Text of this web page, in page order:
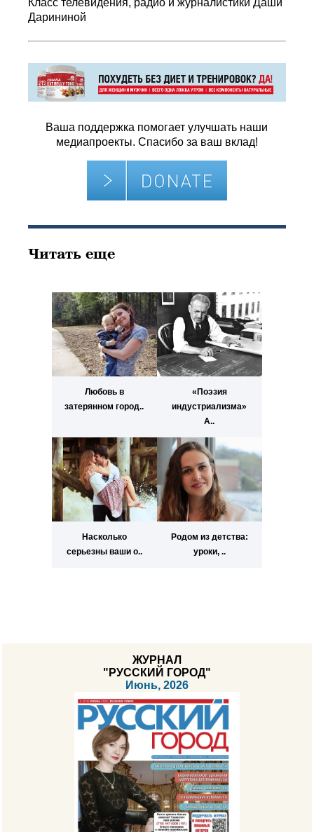
Класс телевидения, радио и журналистики Даши
Дарининой
Ваша поддержка помогает улучшать наши
медиапроекты. Спасибо за ваш вклад!
Читать еще
Любовь в
затерянном город..
«Поэзия
индустриализма»
А..
Насколько
серьезны ваши о..
Родом из детства:
уроки, ..
ЖУРНАЛ
"РУССКИЙ ГОРОД"
Июнь, 2026